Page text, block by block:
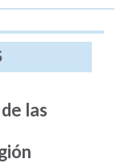
las